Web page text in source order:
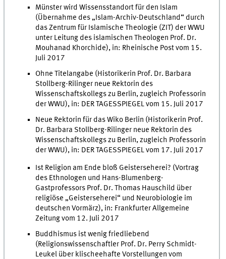
Münster wird Wissensstandort für den Islam
(Übernahme des „Islam-Archiv-Deutschland“ durch
das Zentrum für Islamische Theologie (ZIT) der WWU
unter Leitung des islamischen Theologen Prof. Dr.
Mouhanad Khorchide), in: Rheinische Post vom 15.
Juli 2017
Ohne Titelangabe (Historikerin Prof. Dr. Barbara
Stollberg-Rilinger neue Rektorin des
Wissenschaftskollegs zu Berlin, zugleich Professorin
der WWU), in: DER TAGESSPIEGEL vom 15. Juli 2017
Neue Rektorin für das Wiko Berlin (Historikerin Prof.
Dr. Barbara Stollberg-Rilinger neue Rektorin des
Wissenschaftskollegs zu Berlin, zugleich Professorin
der WWU), in: DER TAGESSPIEGEL vom 17. Juli 2017
Ist Religion am Ende bloß Geisterseherei? (Vortrag
des Ethnologen und Hans-Blumenberg-
Gastprofessors Prof. Dr. Thomas Hauschild über
religiöse „Geisterseherei“ und Neurobiologie im
deutschen Vormärz), in: Frankfurter Allgemeine
Zeitung vom 12. Juli 2017
Buddhismus ist wenig friedliebend
(Religionswissenschaftler Prof. Dr. Perry Schmidt-
Leukel über klischeehafte Vorstellungen vom